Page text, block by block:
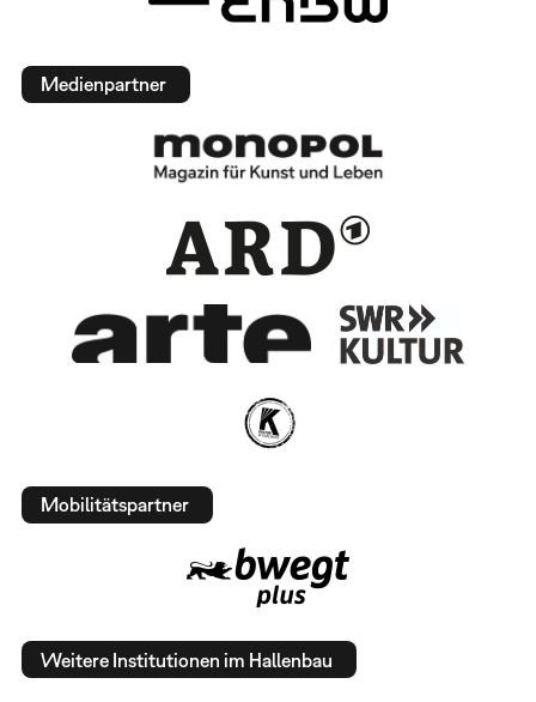
Medienpartner
Mobilitätspartner
Weitere Institutionen im Hallenbau